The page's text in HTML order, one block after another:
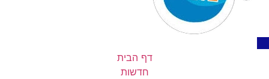
דף הבית
חדשות